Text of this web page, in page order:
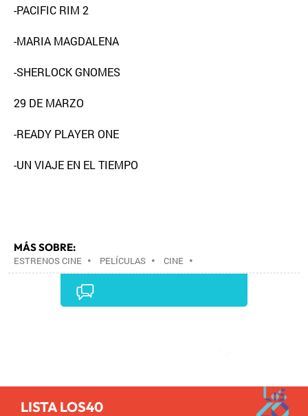
-PACIFIC RIM 2
-MARIA MAGDALENA
-SHERLOCK GNOMES
29 DE MARZO
-READY PLAYER ONE
-UN VIAJE EN EL TIEMPO
MÁS SOBRE:
ESTRENOS CINE • PELÍCULAS • CINE •
LISTA LOS40